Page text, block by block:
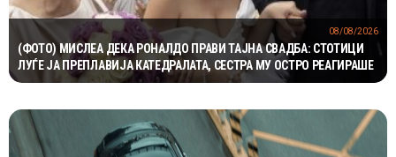
(ФОТО) МИСЛЕА ДЕКА РОНАЛДО ПРАВИ ТАЈНА СВАДБА: СТОТИЦИ
ЛУЃЕ ЈА ПРЕПЛАВИЈА КАТЕДРАЛАТА, СЕСТРА МУ ОСТРО РЕАГИРАШЕ
08/08/2026